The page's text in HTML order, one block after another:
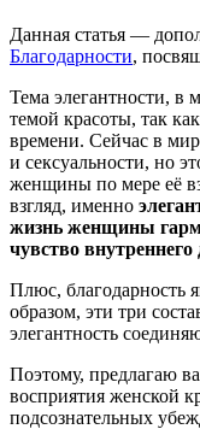
Данная статья —
Благодарности,
Тема элегантности, в
темой красоты, так
времени. Сейчас в
и сексуальности, но
женщины по мере её
взгляд, именно
жизнь женщины
чувство внутреннего
Плюс, благодарность
образом, эти три
элегантность
Поэтому, предлагаю
восприятия женской
подсознательных